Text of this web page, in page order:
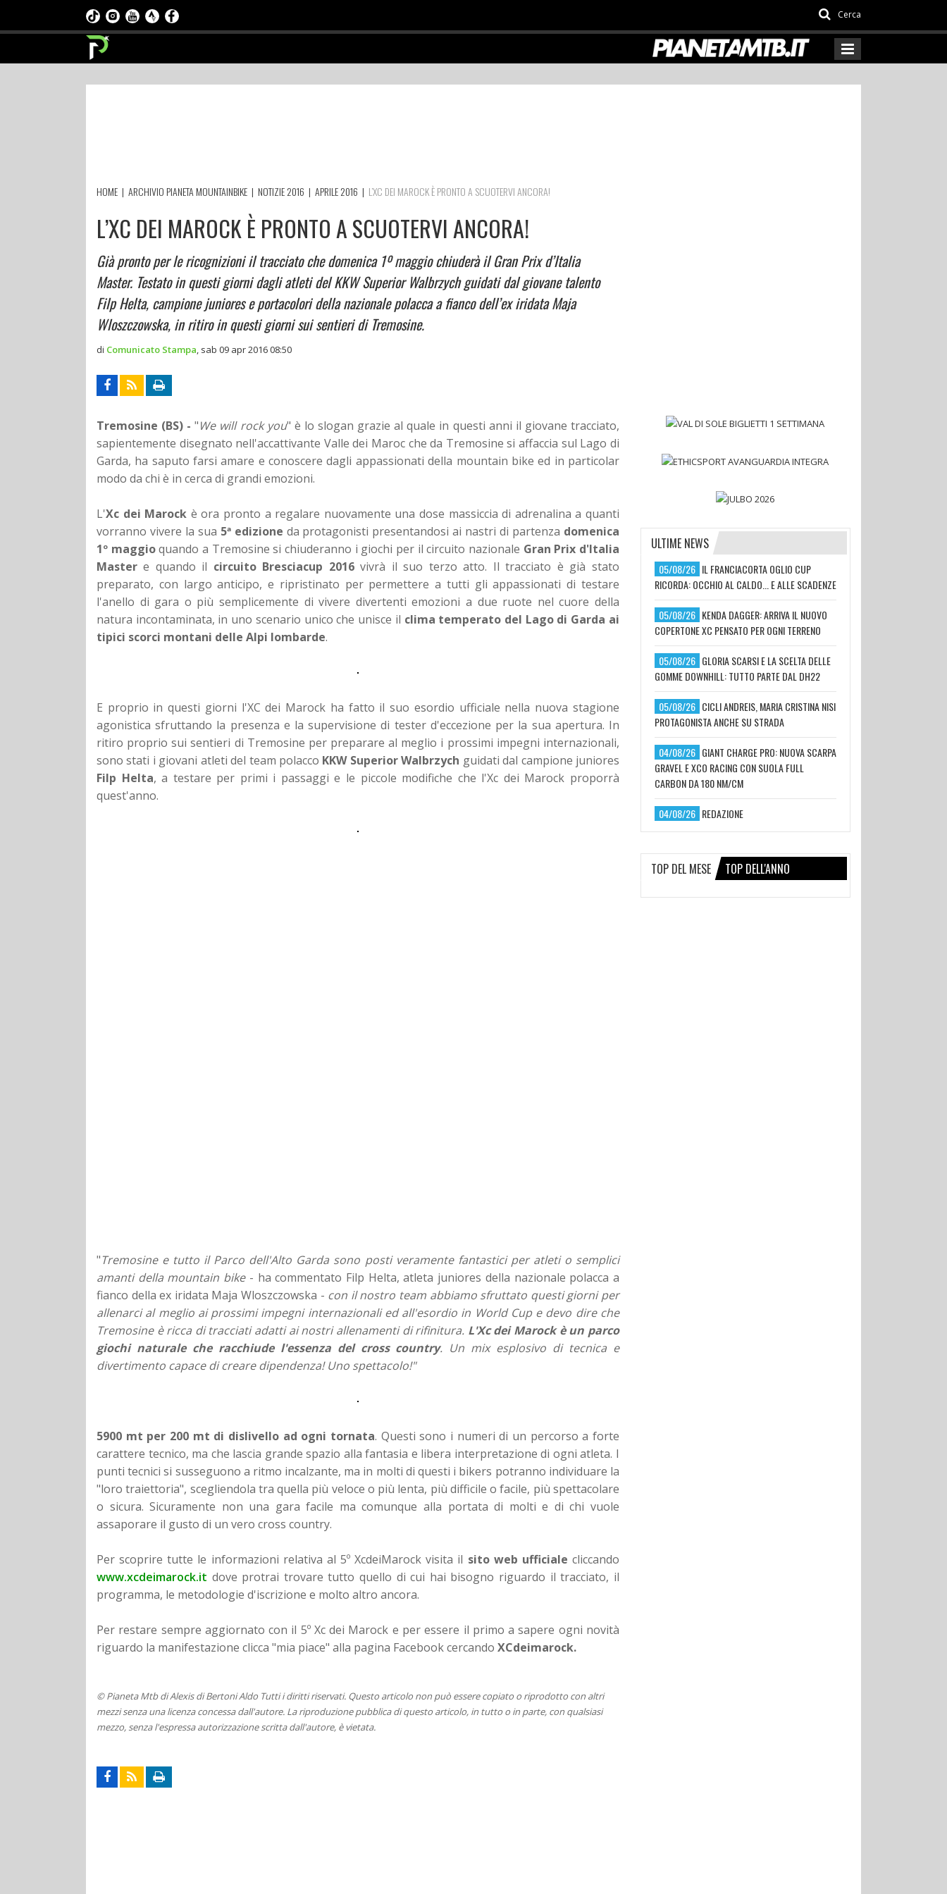
Cerca
HOME | ARCHIVIO PIANETA MOUNTAINBIKE | NOTIZIE 2016 | APRILE 2016 | L’XC DEI MAROCK È PRONTO A SCUOTERVI ANCORA!
L’XC DEI MAROCK È PRONTO A SCUOTERVI ANCORA!
Già pronto per le ricognizioni il tracciato che domenica 1º maggio chiuderà il Gran Prix d’Italia
Master. Testato in questi giorni dagli atleti del KKW Superior Walbrzych guidati dal giovane talento
Filp Helta, campione juniores e portacolori della nazionale polacca a fianco dell’ex iridata Maja
Wloszczowska, in ritiro in questi giorni sui sentieri di Tremosine.
di Comunicato Stampa sab 09 apr 2016 08:50
Tremosine (BS) -"We will rock you" è lo slogan grazie al quale in questi anni il giovane tracciato,
sapientemente disegnato nell'accattivante Valle dei Maroc che da Tremosine si affaccia sul Lago di
Garda, ha saputo farsi amare e conoscere dagli appassionati della mountain bike ed in particolar
modo da chi è in cerca di grandi emozioni.
L'Xc dei Marock è ora pronto a regalare nuovamente una dose massiccia di adrenalina a quanti
vorranno vivere la sua 5ª edizione da protagonisti presentandosi ai nastri di partenza domenica
1º maggioquando a Tremosine si chiuderanno i giochi per il circuito nazionale Gran Prix d'Italia
Master e quando il circuito Bresciacup 2016vivrà il suo terzo atto. Il tracciato è già stato
preparato, con largo anticipo, e ripristinato per permettere a tutti gli appassionati di testare
l'anello di gara o più semplicemente di vivere divertenti emozioni a due ruote nel cuore della
natura incontaminata, in uno scenario unico che unisce il clima temperato del Lago di Garda ai
tipici scorci montani delle Alpi lombarde.
E proprio in questi giorni l'XC dei Marock ha fatto il suo esordio ufficiale nella nuova stagione
agonistica sfruttando la presenza e la supervisione di tester d'eccezione per la sua apertura. In
ritiro proprio sui sentieri di Tremosine per preparare al meglio i prossimi impegni internazionali,
sono stati i giovani atleti del team polacco KKW Superior Walbrzych guidati dal campione juniores
Filp Helta, a testare per primi i passaggi e le piccole modifiche che l'Xc dei Marock proporrà
quest'anno.
"Tremosine e tutto il Parco dell'Alto Garda sono posti veramente fantastici per atleti o semplici
amanti della mountain bike- ha commentato Filp Helta, atleta juniores della nazionale polacca a
fianco della ex iridata Maja Wloszczowska - con il nostro team abbiamo sfruttato questi giorni per
allenarci al meglio ai prossimi impegni internazionali ed all'esordio in World Cup e devo dire che
Tremosine è ricca di tracciati adatti ai nostri allenamenti di rifinitura. L'Xc dei Marock è un parco
giochi naturale che racchiude l'essenza del cross country. Un mix esplosivo di tecnica e
divertimento capace di creare dipendenza! Uno spettacolo!"
5900 mt per 200 mt di dislivello ad ogni tornata. Questi sono i numeri di un percorso a forte
carattere tecnico, ma che lascia grande spazio alla fantasia e libera interpretazione di ogni atleta. I
punti tecnici si susseguono a ritmo incalzante, ma in molti di questi i bikers potranno individuare la
"loro traiettoria", scegliendola tra quella più veloce o più lenta, più difficile o facile, più spettacolare
o sicura. Sicuramente non una gara facile ma comunque alla portata di molti e di chi vuole
assaporare il gusto di un vero cross country.
Per scoprire tutte le informazioni relativa al 5º XcdeiMarock visita il sito web ufficiale cliccando
www.xcdeimarock.it dove protrai trovare tutto quello di cui hai bisogno riguardo il tracciato, il
programma, le metodologie d'iscrizione e molto altro ancora.
Per restare sempre aggiornato con il 5º Xc dei Marock e per essere il primo a sapere ogni novità
riguardo la manifestazione clicca "mia piace" alla pagina Facebook cercando XCdeimarock.
© Pianeta Mtb di Alexis di Bertoni Aldo Tutti i diritti riservati. Questo articolo non può essere copiato o riprodotto con altri
mezzi senza una licenza concessa dall'autore. La riproduzione pubblica di questo articolo, in tutto o in parte, con qualsiasi
mezzo, senza l'espressa autorizzazione scritta dall'autore, è vietata.
ULTIME NEWS
05/08/26 IL FRANCIACORTA OGLIO CUP
RICORDA: OCCHIO AL CALDO... E ALLE SCADENZE
05/08/26 KENDA DAGGER: ARRIVA IL NUOVO
COPERTONE XC PENSATO PER OGNI TERRENO
05/08/26 GLORIA SCARSI E LA SCELTA DELLE
GOMME DOWNHILL: TUTTO PARTE DAL DH22
05/08/26 CICLI ANDREIS, MARIA CRISTINA NISI
PROTAGONISTA ANCHE SU STRADA
04/08/26 GIANT CHARGE PRO: NUOVA SCARPA
GRAVEL E XCO RACING CON SUOLA FULL
CARBON DA 180 NM/CM
04/08/26 REDAZIONE
TOP DEL MESE TOP DELL'ANNO